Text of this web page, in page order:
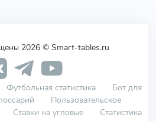
2026 © Smart-tables.ru
Футбольная статистика
Бот для
Пользовательское
Ставки на угловые
Статистика